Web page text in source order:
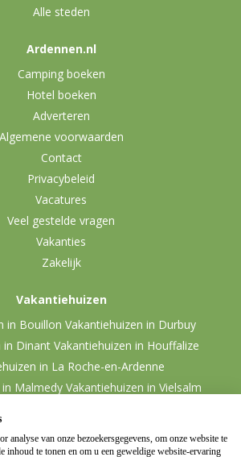
Alle steden
Ardennen.nl
Camping boeken
Hotel boeken
Adverteren
Algemene voorwaarden
Contact
Privacybeleid
Vacatures
Veel gestelde vragen
Vakanties
Zakelijk
Vakantiehuizen
in Bouillon Vakantiehuizen in Durbuy
in Dinant Vakantiehuizen in Houffalize
in La Roche-en-Ardenne
Malmedy Vakantiehuizen in Vielsalm
analyse van onze bezoekersgegevens, om onze website te
inhoud te tonen en om u een geweldige website-ervaring